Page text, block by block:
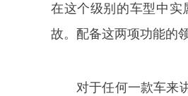
在这个级别的车型中实
故。配备这两项功能的
对于任何一款车来